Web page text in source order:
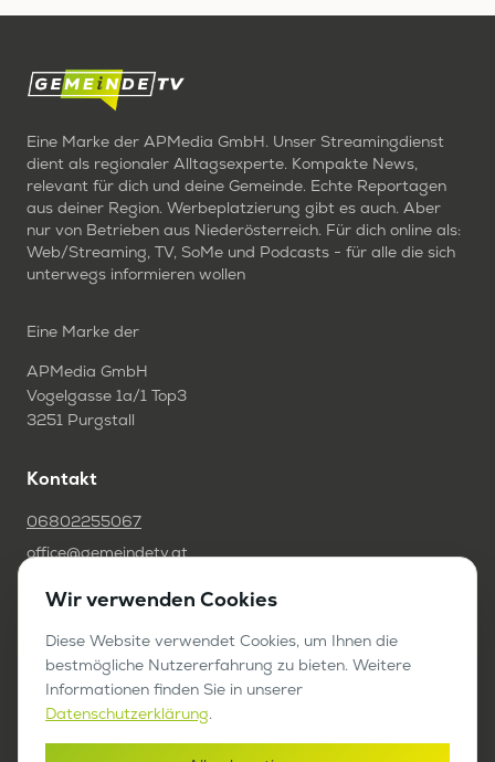
Eine Marke der APMedia GmbH. Unser Streamingdienst
dient als regionaler Alltagsexperte. Kompakte News,
relevant für dich und deine Gemeinde. Echte Reportagen
aus deiner Region. Werbeplatzierung gibt es auch. Aber
nur von Betrieben aus Niederösterreich. Für dich online als:
Web/Streaming, TV, SoMe und Podcasts - für alle die sich
unterwegs informieren wollen
Eine Marke der
APMedia GmbH
Vogelgasse 1a/1 Top3
3251 Purgstall
Kontakt
06802255067
office@gemeindetv.at
FAQ
IMPRESSUM
DATENSCHUTZ
Werben auf GemeindeTV
Wir verwenden Cookies
Diese Website verwendet Cookies, um Ihnen die
bestmögliche Nutzererfahrung zu bieten. Weitere
Informationen finden Sie in unserer
Datenschutzerklärung.